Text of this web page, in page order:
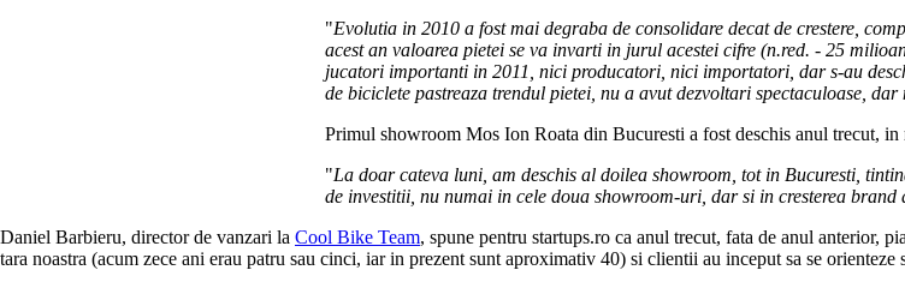
"Evolutia in 2010 a fost mai degraba de consolidare decat de crestere,
acest an valoarea pietei se va invarti in jurul acestei cifre (n.red. - 25
jucatori importanti in 2011, nici producatori, nici importatori, dar s-au
de biciclete pastreaza trendul pietei, nu a avut dezvoltari spectaculoase,
Primul showroom Mos Ion Roata din Bucuresti a fost deschis anul trecut,
"La doar cateva luni, am deschis al doilea showroom, tot in Bucuresti,
de investitii, nu numai in cele doua showroom-uri, dar si in cresterea brand
Daniel Barbieru, director de vanzari la Cool Bike Team, spune pentru startups.ro ca anul trecut, fata de anul anterior,
tara noastra (acum zece ani erau patru sau cinci, iar in prezent sunt aproximativ 40) si clientii au inceput sa se